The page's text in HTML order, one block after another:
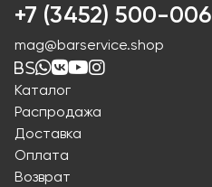
+7 (3452) 500-006
mag@barservice.shop
Каталог
Распродажа
Доставка
Оплата
Возврат